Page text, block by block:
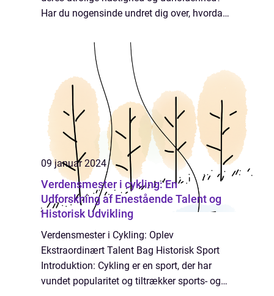
Har du nogensinde undret dig over, hvordan
præstation? Svaret ligger i deres træning.
Cykling træni...
09 januar 2024
Verdensmester i cykling: En
Udforskning af Enestående Talent og
Historisk Udvikling
Verdensmester i Cykling: Oplev
Ekstraordinært Talent Bag Historisk Sport
Introduktion: Cykling er en sport, der har
vundet popularitet og tiltrækker sports- og